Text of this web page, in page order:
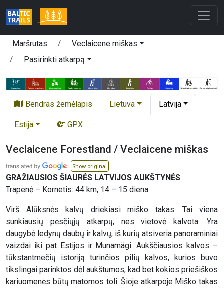
Maršrutas
Veclaicene miškas
Pasirinkti atkarpą
Bendras žemėlapis Lietuva Latvija
Estija GPX
Veclaicene Forestland / Veclaicene miškas
Show original
GRAŽIAUSIOS ŠIAURĖS LATVIJOS AUKŠTYNĖS
Trapenė – Kornetis: 44 km, 14 – 15 diena
Virš Alūksnės kalvų driekiasi miško takas. Tai viena
sunkiausių pėsčiųjų atkarpų, nes vietovė kalvota. Yra
daugybė ledynų daubų ir kalvų, iš kurių atsiveria panoraminiai
vaizdai iki pat Estijos ir Munamägi. Aukščiausios kalvos –
tūkstantmečių istoriją turinčios pilių kalvos, kurios buvo
tikslingai parinktos dėl aukštumos, kad bet kokios priešiškos
kariuomenės būtų matomos toli. Šioje atkarpoje Miško takas